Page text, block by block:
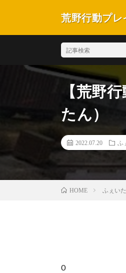
荒野行動プレ
【荒野
たん）
2022.07.20 ふ
HOME ふぇい
0